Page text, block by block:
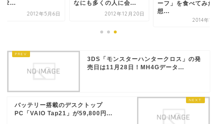
2...
2012年5月6日
なにも多くの人に会...
2012年12月20日
ーフ」を食べてみた
想...
2014年1
3DS「モンスターハンタークロス」の発
売日は11月28日！MH4Gデータ...
バッテリー搭載のデスクトップ
PC「VAIO Tap21」が59,800円...